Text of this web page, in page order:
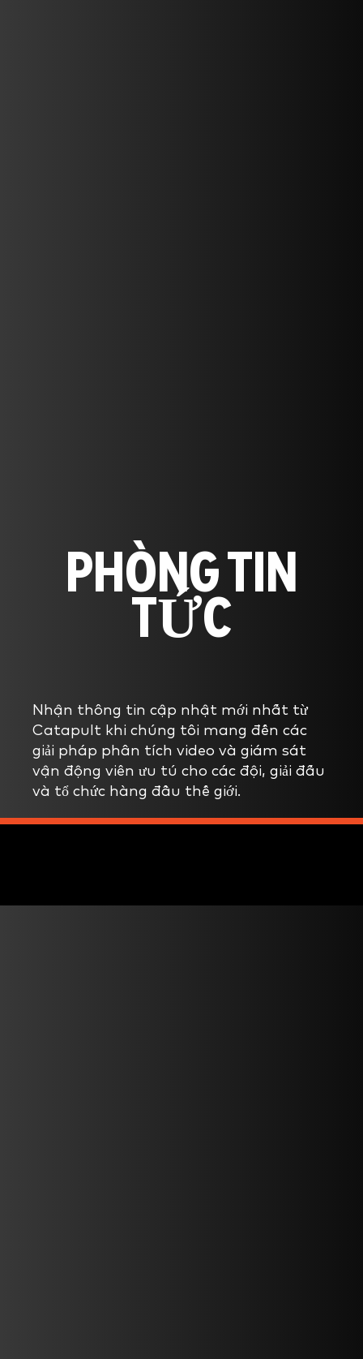
PHÒNG TIN
TỨC
Nhận thông tin cập nhật mới nhất từ
Catapult khi chúng tôi mang đến các
giải pháp phân tích video và giám sát
vận động viên ưu tú cho các đội, giải đấu
và tổ chức hàng đầu thế giới.